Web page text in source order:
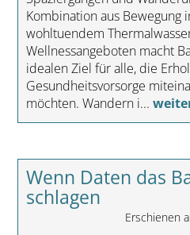
Kombination aus Bewegung
wohltuendem
Wellnessangeboten macht
idealen Ziel für alle, die
Gesundheitsvorsorge
möchten. Wandern i...
Wenn Daten das
schlagen
Erschienen